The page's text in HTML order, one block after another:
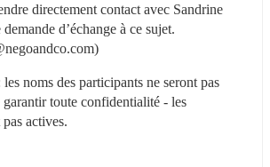
directement contact avec Sandrine
d’échange à ce sujet.
noms des participants ne seront pas
toute confidentialité - les
actives.